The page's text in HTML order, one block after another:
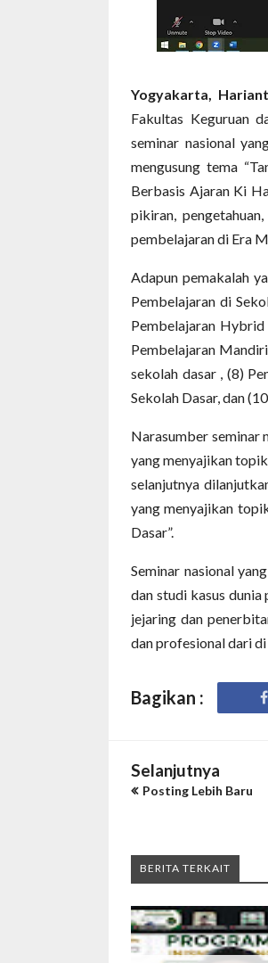
Yogyakarta,
Fakultas Keguruan
seminar nasional
mengusung tema
Berbasis Ajaran Ki
pikiran,
pembelajaran di Era
Adapun pemakalah
Pembelajaran di
Pembelajaran
Pembelajaran
sekolah dasar , (8)
Sekolah Dasar, dan
Narasumber seminar
yang menyajikan
selanjutnya
yang menyajikan
Dasar”.
Seminar nasional
dan studi kasus
jejaring dan
dan profesional dari
Bagikan :
Selanjutnya
Posting Lebih Baru
BERITA TERKAIT